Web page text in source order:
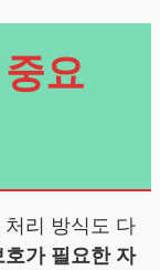
요
리 방식도 다
가 필요한 자